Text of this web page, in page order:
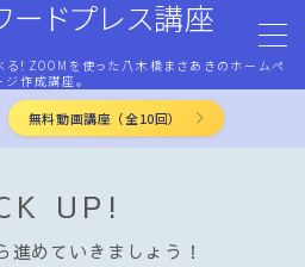
ードプレス講座
！ZOOMを使った八木橋まさあきのホームペ
ジ作成講座。
無料動画講座（全10回）
UP!
進めていきましょう！